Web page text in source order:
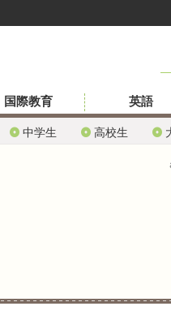
中学生 高校生
国際教育 英語